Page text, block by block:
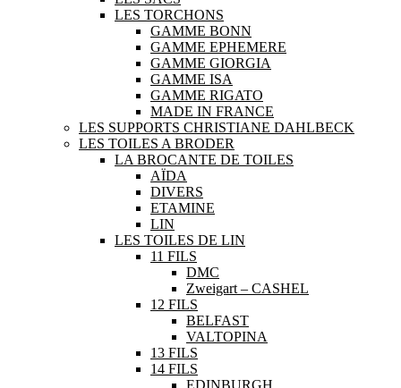
LES TORCHONS
GAMME BONN
GAMME EPHEMERE
GAMME GIORGIA
GAMME ISA
GAMME RIGATO
MADE IN FRANCE
LES SUPPORTS CHRISTIANE DAHLBECK
LES TOILES A BRODER
LA BROCANTE DE TOILES
AÏDA
DIVERS
ETAMINE
LIN
LES TOILES DE LIN
11 FILS
DMC
Zweigart – CASHEL
12 FILS
BELFAST
VALTOPINA
13 FILS
14 FILS